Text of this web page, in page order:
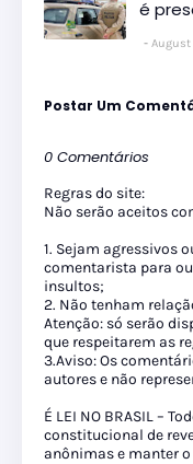
é
August
Postar Um
0 Comentários
Regras do site:
Não serão aceitos
1. Sejam agressivos
comentarista para
insultos;
2. Não tenham
Atenção: só serão
que respeitarem as
3.Aviso: Os
autores e não
É LEI NO BRASIL –
constitucional de
anônimas e manter